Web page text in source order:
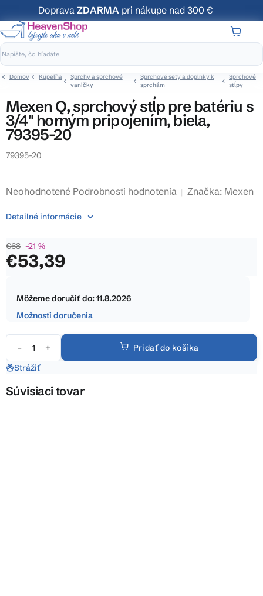
na
obsah
Doprava ZDARMA pri nákupe nad 300 €
Domov Kúpeľňa
Sprchy a sprchové
vaničky
Sprchové sety a doplnky k
sprchám
Sprchové
stĺpy
Mexen Q, sprchový stĺp pre batériu s
3/4" horným pripojením, biela,
79395-20
79395-20
Priemerné
produktu
0,0
z
Neohodnotené Podrobnosti hodnotenia Značka: Mexen
€68 –21 %
€53,39
cena:
Môžeme doručiť do:11.8.2026
Možnosti doručenia
Pridať do košíka
Detailné informácie
Strážiť
Súvisiaci tovar